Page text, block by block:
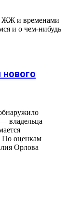
ЖЖ и временами
и о чем-нибудь
владельца
По оценкам
Орлова